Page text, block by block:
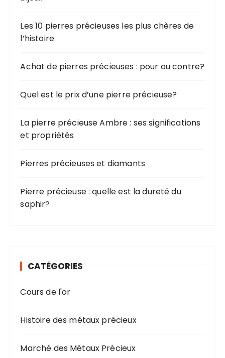
Les 10 pierres précieuses les plus chères de
l’histoire
Achat de pierres précieuses : pour ou contre?
Quel est le prix d’une pierre précieuse?
La pierre précieuse Ambre : ses significations
et propriétés
Pierres précieuses et diamants
Pierre précieuse : quelle est la dureté du
saphir?
CATÉGORIES
Cours de l'or
Histoire des métaux précieux
Marché des Métaux Précieux